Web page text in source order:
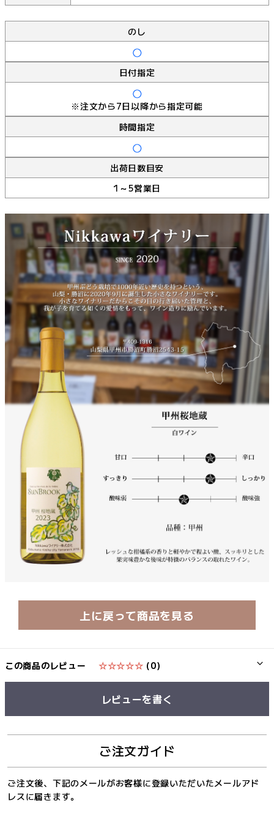
のし
日付指定
※注文から7日以降から指定可能
時間指定
出荷日数目安
1～5営業日
上に戻って商品を見る
この商品のレビュー ☆☆☆☆☆ (0)
レビューを書く
ご注文ガイド
ご注文後、下記のメールがお客様に登録いただいたメールアド
レスに届きます。